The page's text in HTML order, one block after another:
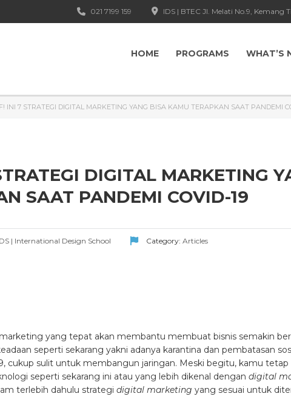
IDS | BTEC Jl. Melati No.9,
021 7199 159
HOME PROGRAMS WHAT’S
INI 7 STRATEGI DIGITAL MARKETING YANG BISA KAMU TERAPKAN SAAT PANDEMI
DIGITAL MARKETING
SAAT PANDEMI COVID-19
| International Design School Category: Articles
yang tepat akan membantu membuat bisnis semakin
seperti sekarang yakni adanya karantina dan pembatasan
cukup sulit untuk membangun jaringan. Meski begitu, kamu tetap
seperti sekarang ini atau yang lebih dikenal dengan digital
terlebih dahulu strategi digital marketing yang sesuai untuk